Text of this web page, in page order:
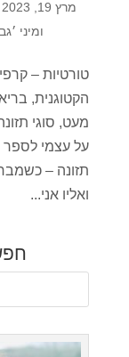
מרץ 19, 2023
ומיני
טורטיות –
הקטוגנית,
מעט, סוגי
על עצמי לספר
תזונה –
ואליו אני...